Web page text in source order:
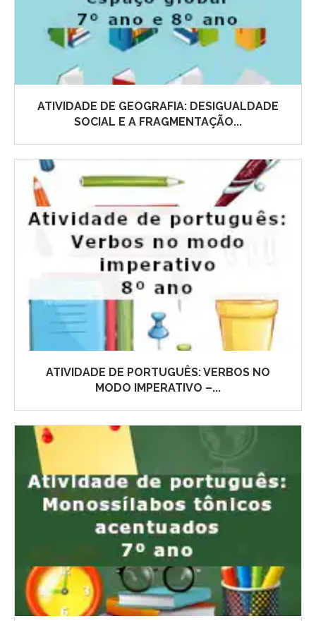
ATIVIDADE DE GEOGRAFIA: DESIGUALDADE
SOCIAL E A FRAGMENTAÇÃO...
ATIVIDADE DE PORTUGUÊS: VERBOS NO
MODO IMPERATIVO –...